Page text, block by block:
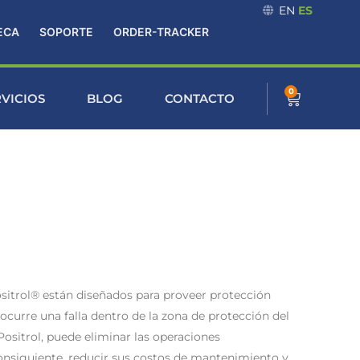
SOPORTE ORDER-TRACKER
EN ES
BLOG CONTACTO 0
Cart
están diseñados para proveer protección
una falla dentro de la zona de protección del
puede eliminar las operaciones